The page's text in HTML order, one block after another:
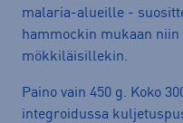
malaria-alueille -
hammockin mukaan
mökkiläisillekin.
Paino vain 450 g. Koko
integroidussa